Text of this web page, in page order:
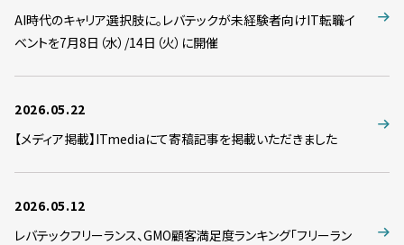
AI時代のキャリア選択肢に。レバテックが未経験者向けIT転職イ
ベントを7月8日（水）/14日（火）に開催
2026.05.22
【メディア掲載】ITmediaにて寄稿記事を掲載いただきました
2026.05.12
レバテックフリーランス、GMO顧客満足度ランキング「フリーラン